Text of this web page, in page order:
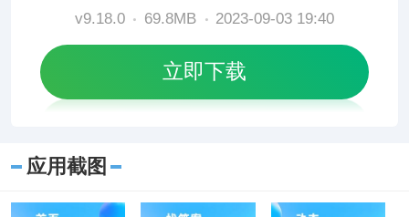
v9.18.0 69.8MB 2023-09-03 19:40
立即下载
应用截图